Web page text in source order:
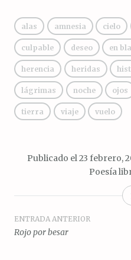
alas amnesia cielo
culpable deseo en
herencia heridas
lágrimas noche ojos
tierra viaje vuelo
Publicado el 23 febrero,
Poesía
Navegación
ENTRADA ANTERIOR
Rojo por besar